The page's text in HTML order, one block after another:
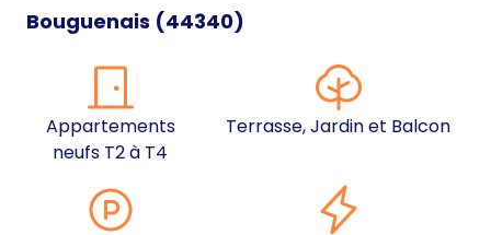
Bouguenais (44340)
Appartements
neufs T2 à T4
Terrasse, Jardin et Balcon